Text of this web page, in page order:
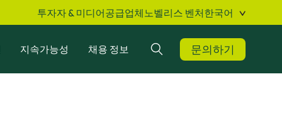
투자자 & 미디어공급업체노벨리스 벤처한국어
지속가능성 채용 정보 검색 문의하기